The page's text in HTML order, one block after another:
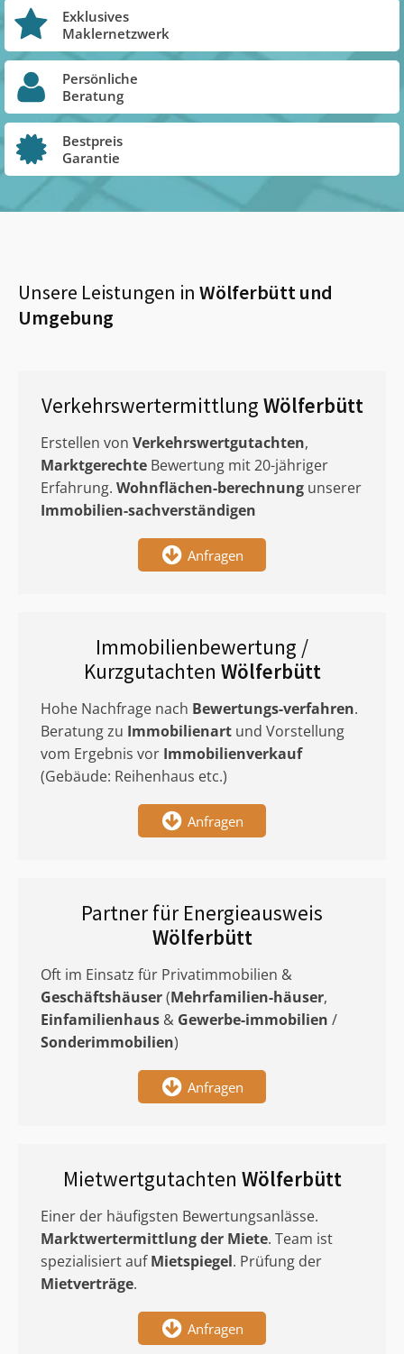
Exklusives
Maklernetzwerk
Persönliche
Beratung
Bestpreis
Garantie
Unsere Leistungen in Wölferbüttund
Umgebung
Verkehrswertermittlung Wölferbütt
Erstellen von Verkehrswertgutachten,
Marktgerechte Bewertung mit 20-jähriger
Erfahrung. Wohnflächen-berechnung unserer
Immobilien-sachverständigen
Anfragen
Immobilienbewertung /
Kurzgutachten Wölferbütt
Hohe Nachfrage nach Bewertungs-verfahren.
Beratung zu Immobilienart und Vorstellung
vom Ergebnis vor Immobilienverkauf
(Gebäude: Reihenhaus etc.)
Anfragen
Partner für Energieausweis
Wölferbütt
Oft im Einsatz für Privatimmobilien &
Geschäftshäuser(Mehrfamilien-häuser,
Einfamilienhaus & Gewerbe-immobilien /
Sonderimmobilien)
Anfragen
Mietwertgutachten Wölferbütt
Einer der häufigsten Bewertungsanlässe.
Marktwertermittlungder Miete. Team ist
spezialisiert aufMietspiegel. Prüfung der
Mietverträge.
Anfragen